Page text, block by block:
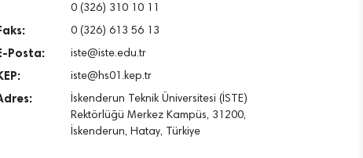
0 (326) 310 10 11
0 (326) 613 56 13
Posta: iste@iste.edu.tr
iste@hs01.kep.tr
İskenderun Teknik Üniversitesi (İSTE)
Rektörlüğü Merkez Kampüs, 31200,
İskenderun, Hatay, Türkiye